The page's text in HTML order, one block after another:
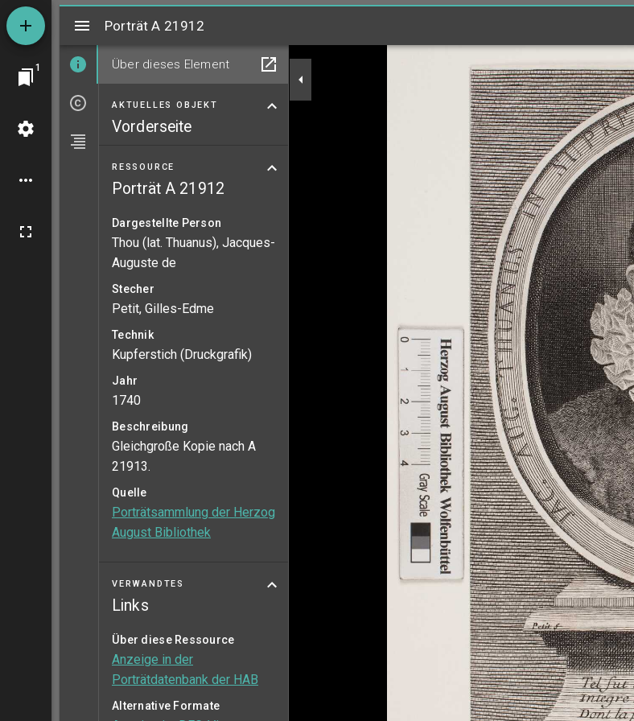
1
MiradorPorträt A 21912
Über dieses Element
AKTUELLES OBJEKT
Vorderseite
RESSOURCE
Porträt A 21912
Dargestellte Person
Thou (lat. Thuanus), Jacques-
Auguste de
Stecher
Petit, Gilles-Edme
Technik
Kupferstich (Druckgrafik)
Jahr
1740
Beschreibung
Gleichgroße Kopie nach A
21913.
Quelle
Porträtsammlung der Herzog
August Bibliothek
VERWANDTES
Links
Über diese Ressource
Anzeige in der
Porträtdatenbank der HAB
Alternative Formate
Porträt A 21912